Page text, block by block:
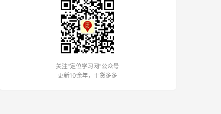
关注"定位学习网"公众号
更新10余年，干货多多